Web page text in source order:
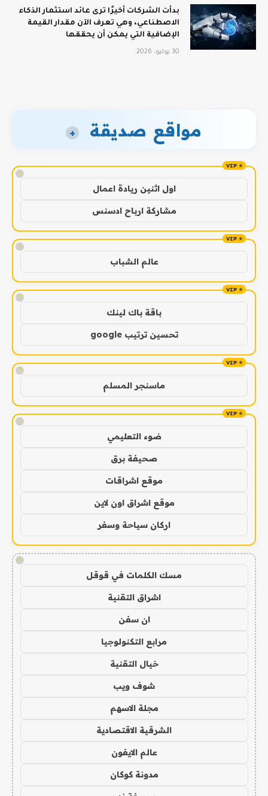
بدأت الشركات أخيرًا ترى عائد استثمار الذكاء
الاصطناعي، وهي تعرف الآن مقدار القيمة
الإضافية التي يمكن أن يحققها
30 يوليو، 2026
مواقع صديقة +
!
اول اثنين ريادة اعمال
مشاركة ارباح ادسنس
!
عالم الشباب
!
باقة باك لينك
تحسين ترتيب google
!
ماسنجر المسلم
!
ضوء التعليمي
صحيفة برق
موقع اشراقات
موقع اشراق اون لاين
اركان سياحة وسفر
!
مسك الكلمات في قوقل
اشراق التقنية
ان سفن
مرابع التكنولوجيا
خيال التقنية
شوف ويب
مجلة الاسهم
الشرقية الاقتصادية
عالم الايفون
مدونة كوكان